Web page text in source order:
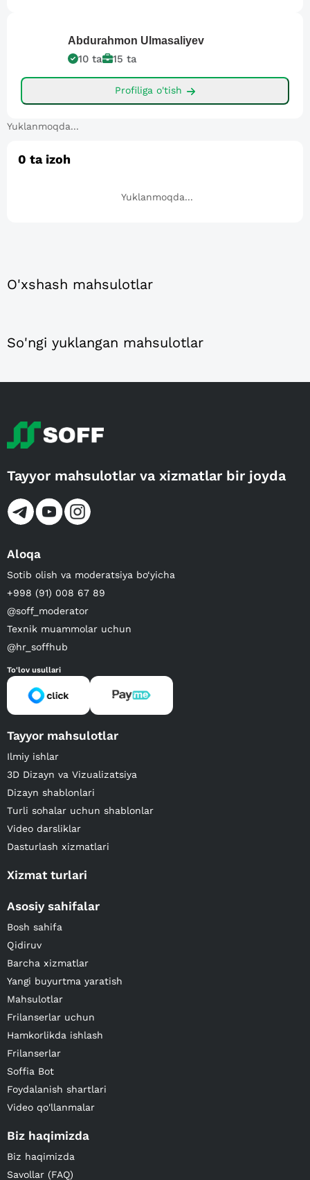
Abdurahmon Ulmasaliyev
10 ta 15 ta
Profiliga o'tish
Yuklanmoqda...
0 ta izoh
Yuklanmoqda...
O'xshash mahsulotlar
So'ngi yuklangan mahsulotlar
Tayyor mahsulotlar va xizmatlar bir joyda
Aloqa
Sotib olish va moderatsiya bo‘yicha
+998 (91) 008 67 89
@soff_moderator
Texnik muammolar uchun
@hr_soffhub
To'lov usullari
Tayyor mahsulotlar
Ilmiy ishlar
3D Dizayn va Vizualizatsiya
Dizayn shablonlari
Turli sohalar uchun shablonlar
Video darsliklar
Dasturlash xizmatlari
Xizmat turlari
Asosiy sahifalar
Bosh sahifa
Qidiruv
Barcha xizmatlar
Yangi buyurtma yaratish
Mahsulotlar
Frilanserlar uchun
Hamkorlikda ishlash
Frilanserlar
Soffia Bot
Foydalanish shartlari
Video qo'llanmalar
Biz haqimizda
Biz haqimizda
Savollar (FAQ)